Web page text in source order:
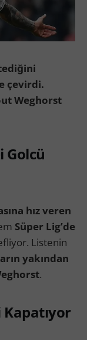
çevirdi.
Weghorst
Golcü
hız veren
Süper Lig’de
Listenin
yakından
.